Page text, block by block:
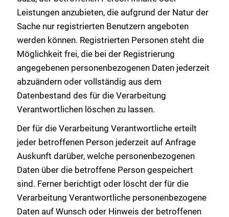
Leistungen anzubieten, die aufgrund der Natur der
Sache nur registrierten Benutzern angeboten
werden können. Registrierten Personen steht die
Möglichkeit frei, die bei der Registrierung
angegebenen personenbezogenen Daten jederzeit
abzuändern oder vollständig aus dem
Datenbestand des für die Verarbeitung
Verantwortlichen löschen zu lassen.
Der für die Verarbeitung Verantwortliche erteilt
jeder betroffenen Person jederzeit auf Anfrage
Auskunft darüber, welche personenbezogenen
Daten über die betroffene Person gespeichert
sind. Ferner berichtigt oder löscht der für die
Verarbeitung Verantwortliche personenbezogene
Daten auf Wunsch oder Hinweis der betroffenen